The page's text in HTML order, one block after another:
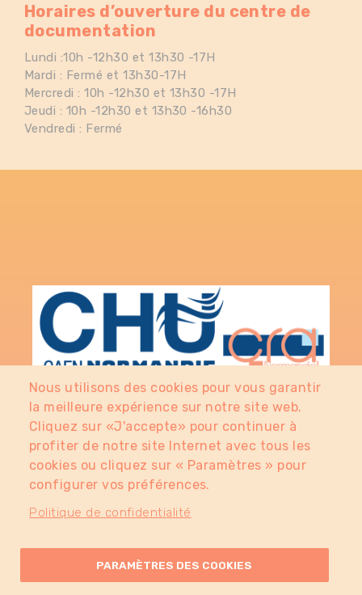
Horaires d’ouverture du centre de
documentation
Lundi :10h -12h30 et 13h30 -17H
Mardi : Fermé et 13h30-17H
Mercredi : 10h -12h30 et 13h30 -17H
Jeudi : 10h -12h30 et 13h30 -16h30
Vendredi : Fermé
menu
footer
FAQ
NOUS CONTACTER
PLAN DU SITE
Nous utilisons des cookies pour vous garantir
la meilleure expérience sur notre site web.
Cliquez sur «J'accepte» pour continuer à
profiter de notre site Internet avec tous les
cookies ou cliquez sur « Paramètres » pour
configurer vos préférences.
Politique de confidentialité
PARAMÈTRES DES COOKIES